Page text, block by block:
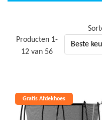
Producten 1-
12 van 56
Gratis Afdekhoes